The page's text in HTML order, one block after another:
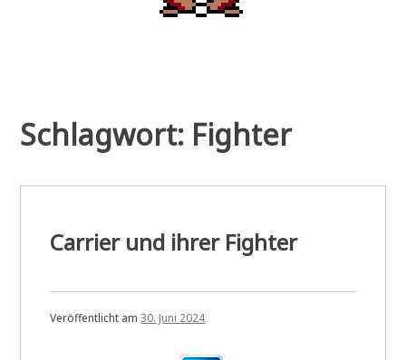
Schlagwort: Fighter
Carrier und ihrer Fighter
Veröffentlicht am30. Juni 2024